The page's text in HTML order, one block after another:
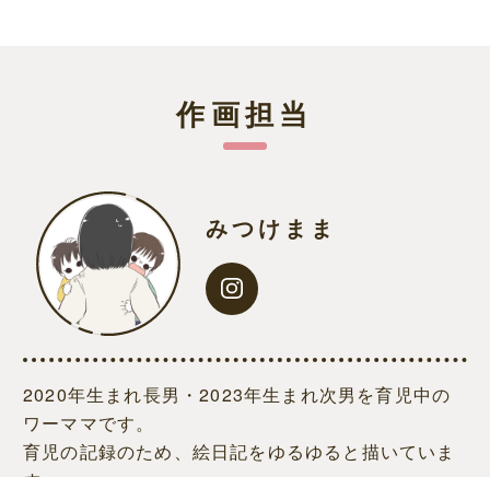
作画担当
みつけまま
2020年生まれ長男・2023年生まれ次男を育児中の
ワーママです。
育児の記録のため、絵日記をゆるゆると描いていま